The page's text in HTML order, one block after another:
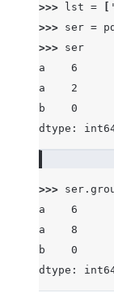
>>> lst =
>>> ser = pd
>>> ser
a    6
a    2
b    0
dtype:
>>> ser .
a    6
a    8
b    0
dtype: